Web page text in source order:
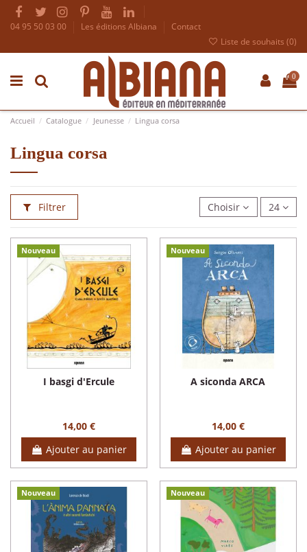
04 95 50 03 00 Les éditions Albiana
Contact
Liste de souhaits (0)
0
Accueil Catalogue Jeunesse Lingua corsa
Lingua corsa
Filtrer Choisir 24
Nouveau
I basgi d'Ercule
14,00 €
Ajouter au panier
Nouveau
A siconda ARCA
14,00 €
Ajouter au panier
Nouveau Nouveau